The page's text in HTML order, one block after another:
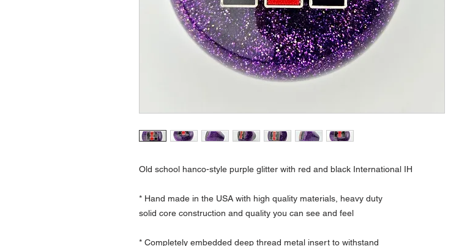
Old school hanco-style purple glitter with red and black International IH
* Hand made in the USA with high quality materials, heavy duty
solid core construction and quality you can see and feel
* Completely embedded deep thread metal insert to withstand